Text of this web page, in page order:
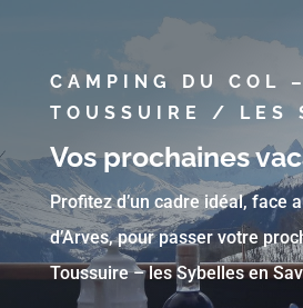
CAMPING DU COL
TOUSSUIRE / LES
Vos prochaines
Profitez d’un cadre idéal, face
d’Arves, pour passer votre
Toussuire – les Sybelles en